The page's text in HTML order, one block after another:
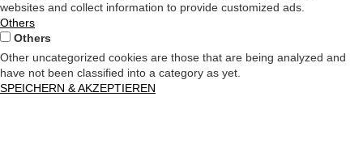
websites and collect information to provide customized ads.
Others
Others
Other uncategorized cookies are those that are being analyzed and
have not been classified into a category as yet.
SPEICHERN & AKZEPTIEREN